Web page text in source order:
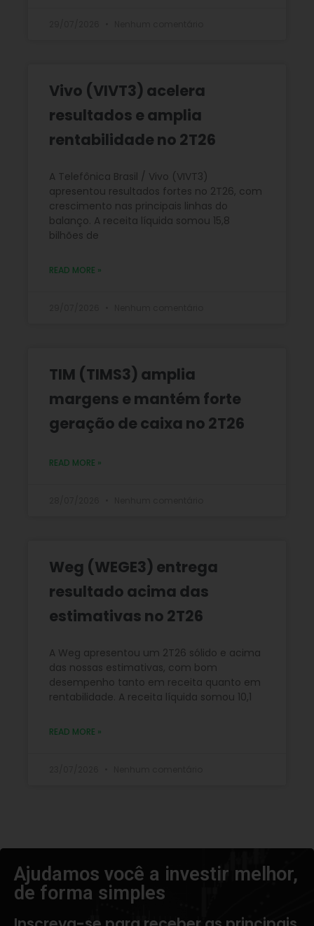
Vivo (VIVT3) acelera
resultados e amplia
rentabilidade no 2T26
A Telefônica Brasil / Vivo (VIVT3)
apresentou resultados fortes no 2T26, com
crescimento nas principais linhas do
balanço. A receita líquida somou 15,8
bilhões de
READ MORE »
TIM (TIMS3) amplia
margens e mantém forte
geração de caixa no 2T26
READ MORE »
Weg (WEGE3) entrega
resultado acima das
estimativas no 2T26
A Weg apresentou um 2T26 sólido e acima
das nossas estimativas, com bom
desempenho tanto em receita quanto em
rentabilidade. A receita líquida somou 10,1
READ MORE »
Ajudamos você a investir melhor,
de forma simples​